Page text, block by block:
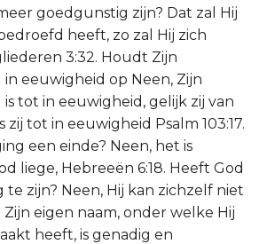
goedgunstig zijn? Dat zal Hij
heeft, zo zal Hij zich
3:32. Houdt Zijn
eeuwigheid op Neen, Zijn
tot in eeuwigheid, gelijk zij van
zij tot in eeuwigheid Psalm 103:17.
een einde? Neen, het is
liege, Hebreeën 6:18. Heeft God
zijn? Neen, Hij kan zichzelf niet
eigen naam, onder welke Hij
heeft, is genadig en